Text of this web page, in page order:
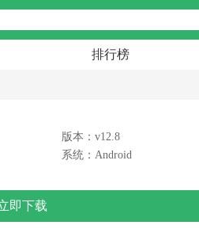
排行榜
版本：v12.8
系统：Android
即下载